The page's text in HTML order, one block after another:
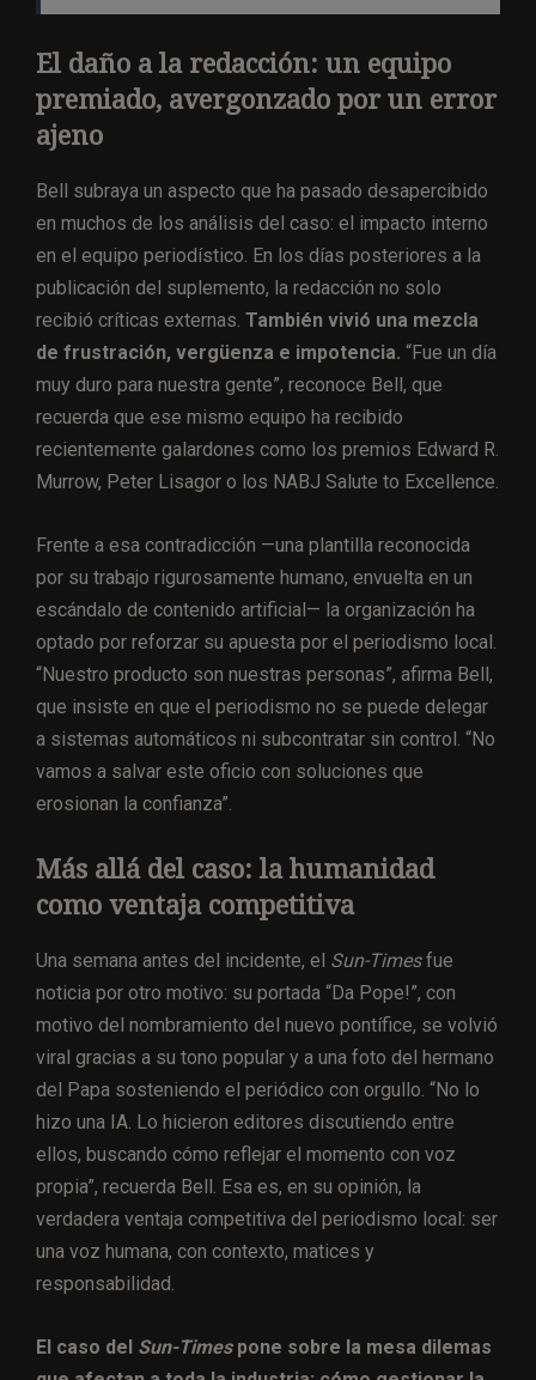
El daño a la redacción: un equipo
premiado, avergonzado por un error
ajeno
Bell subraya un aspecto que ha pasado desapercibido
en muchos de los análisis del caso: el impacto interno
en el equipo periodístico. En los días posteriores a la
publicación del suplemento, la redacción no solo
recibió críticas externas. También vivió una mezcla
de frustración, vergüenza e impotencia. “Fue un día
muy duro para nuestra gente”, reconoce Bell, que
recuerda que ese mismo equipo ha recibido
recientemente galardones como los premios Edward R.
Murrow, Peter Lisagor o los NABJ Salute to Excellence.
Frente a esa contradicción —una plantilla reconocida
por su trabajo rigurosamente humano, envuelta en un
escándalo de contenido artificial— la organización ha
optado por reforzar su apuesta por el periodismo local.
“Nuestro producto son nuestras personas”, afirma Bell,
que insiste en que el periodismo no se puede delegar
a sistemas automáticos ni subcontratar sin control. “No
vamos a salvar este oficio con soluciones que
erosionan la confianza”.
Más allá del caso: la humanidad
como ventaja competitiva
Una semana antes del incidente, el Sun-Timesfue
noticia por otro motivo: su portada “Da Pope!”, con
motivo del nombramiento del nuevo pontífice, se volvió
viral gracias a su tono popular y a una foto del hermano
del Papa sosteniendo el periódico con orgullo. “No lo
hizo una IA. Lo hicieron editores discutiendo entre
ellos, buscando cómo reflejar el momento con voz
propia”, recuerda Bell. Esa es, en su opinión, la
verdadera ventaja competitiva del periodismo local: ser
una voz humana, con contexto, matices y
responsabilidad.
El caso del Sun-Timespone sobre la mesa dilemas